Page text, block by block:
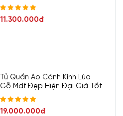
11.300.000đ
Tủ Quần Áo Cánh Kính Lùa
Gỗ Mdf Đẹp Hiện Đại Giá Tốt
19.000.000đ